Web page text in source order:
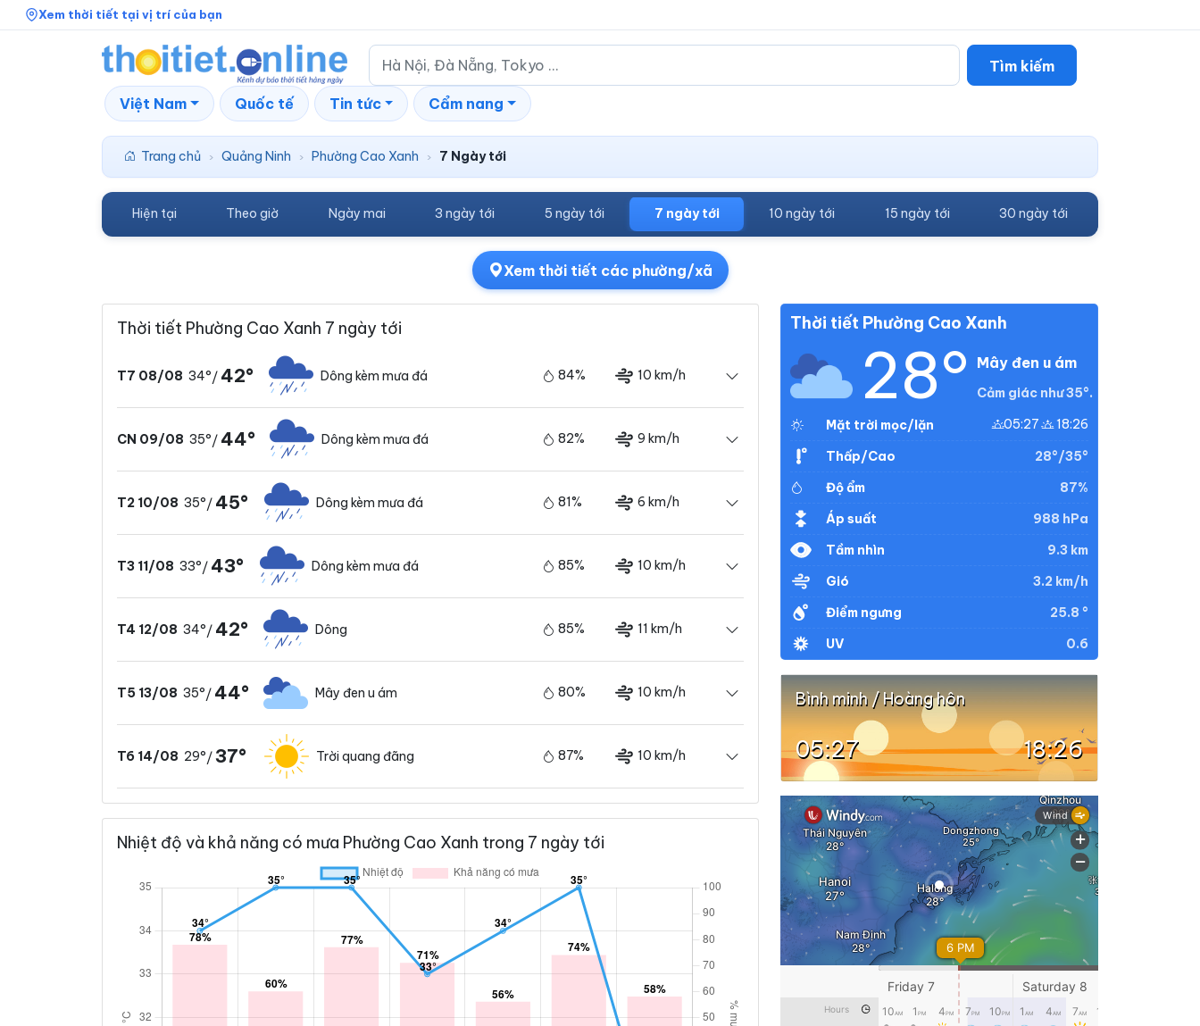
Xem thời tiết tại vị trí của bạn
Tìm kiếm
Việt Nam Quốc tế Tin tức Cẩm nang
Trang chủ › Quảng Ninh › Phường Cao Xanh › 7 Ngày tới
Hiện tại Theo giờ Ngày mai 3 ngày tới 5 ngày tới 7 ngày tới 10 ngày tới 15 ngày tới 30 ngày tới
Xem thời tiết các phường/xã
Thời tiết Phường Cao Xanh 7 ngày tới
T7 08/08 34°/ 42° Dông kèm mưa đá 84% 10 km/h
CN 09/08 35°/ 44° Dông kèm mưa đá 82% 9 km/h
T2 10/08 35°/ 45° Dông kèm mưa đá 81% 6 km/h
T3 11/08 33°/ 43° Dông kèm mưa đá 85% 10 km/h
T4 12/08 34°/ 42° Dông 85% 11 km/h
T5 13/08 35°/ 44° Mây đen u ám 80% 10 km/h
T6 14/08 29°/37° Trời quang đãng 87% 10 km/h
Nhiệt độ và khả năng có mưa Phường Cao Xanh trong 7 ngày tới
Thời tiết Phường Cao Xanh
28° Mây đen u ám
Cảm giác như 35°.
Mặt trời mọc/lặn
05:27 18:26
Thấp/Cao
28°/35°
Độ ẩm
87%
Áp suất
988 hPa
Tầm nhìn
9.3 km
Gió
3.2 km/h
Điểm ngưng
25.8 °
UV
0.6
Bình minh / Hoàng hôn
05:27 18:26